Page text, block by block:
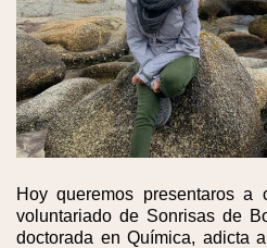
Hoy queremos presentaros a
voluntariado de Sonrisas de
doctorada en Química, adicta